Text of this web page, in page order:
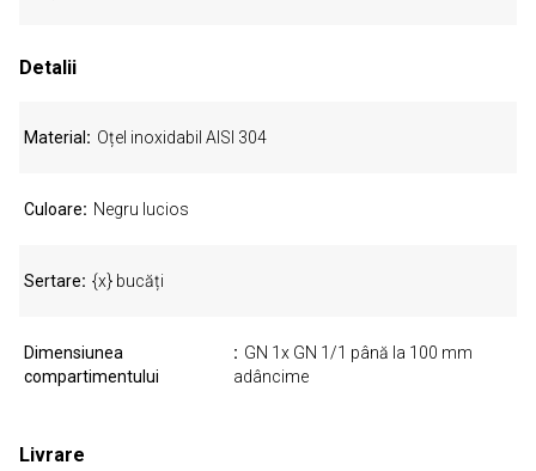
Detalii
Material Oțel inoxidabil AISI 304
Culoare Negru lucios
Sertare {x} bucăți
Dimensiunea
compartimentului
GN 1x GN 1/1 până la 100 mm
adâncime
Livrare